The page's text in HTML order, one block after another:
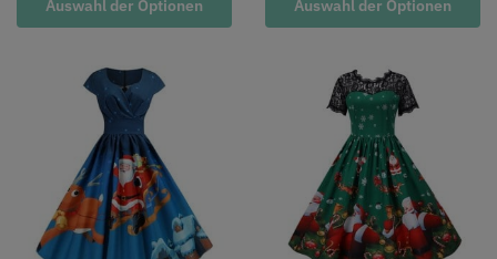
Auswahl der Optionen Auswahl der Optionen